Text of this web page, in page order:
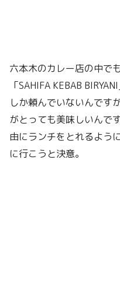
六本木のカレー店の中で
「SAHIFA KEBAB
しか頼んでいないんです
がとっても美味しいんで
由にランチをとれるよう
に行こうと決意。